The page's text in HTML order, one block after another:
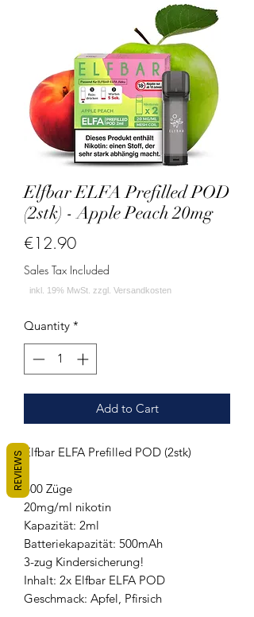
Elfbar ELFA Prefilled POD
(2stk) - Apple Peach 20mg
€12.90Price
Sales Tax Included
Quantity *
Add to Cart
Elfbar ELFA Prefilled POD (2stk)
600 Züge
20mg/ml nikotin
Kapazität: 2ml
Batteriekapazität: 500mAh
3-zug Kindersicherung!
Inhalt: 2x Elfbar ELFA POD
Geschmack: Apfel, Pfirsich
REVIEWS